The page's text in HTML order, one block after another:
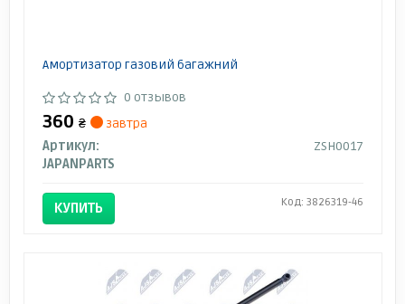
Амортизатор газовий багажний
0 отзывов
360 ₴
завтра
Артикул:
ZSH0017
JAPANPARTS
КУПИТЬ Код: 3826319-46